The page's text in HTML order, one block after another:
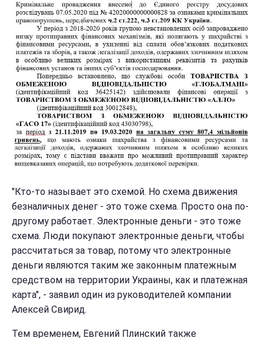
"Кто-то называет это схемой. Но схема движения
безналичных денег - это тоже схема. Просто она по-
другому работает. Электронные деньги - это тоже
схема. Люди покупают электронные деньги, чтобы
рассчитаться за товар, потому что электронные
деньги являются таким же законным платежным
средством на территории Украины, как и платежная
карта", - заявил один из руководителей компании
Алексей Свирид.
Тем временем, Евгений Плинский также